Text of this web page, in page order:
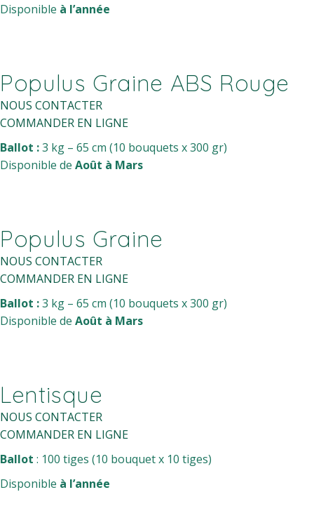
Disponible à l’année
Populus Graine ABS Rouge
NOUS CONTACTER
COMMANDER EN LIGNE
Ballot :3 kg – 65 cm (10 bouquets x 300 gr)
Disponible de Août à Mars
Populus Graine
NOUS CONTACTER
COMMANDER EN LIGNE
Ballot :3 kg – 65 cm (10 bouquets x 300 gr)
Disponible de Août à Mars
Lentisque
NOUS CONTACTER
COMMANDER EN LIGNE
Ballot : 100 tiges (10 bouquet x 10 tiges)
Disponible à l’année